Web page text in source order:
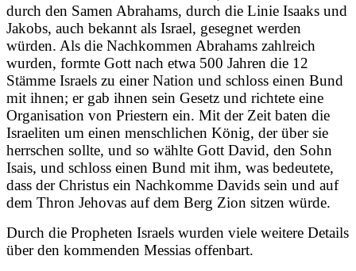
durch den Samen Abrahams, durch die Linie Isaaks und
Jakobs, auch bekannt als Israel, gesegnet werden
würden. Als die Nachkommen Abrahams zahlreich
wurden, formte Gott nach etwa 500 Jahren die 12
Stämme Israels zu einer Nation und schloss einen Bund
mit ihnen; er gab ihnen sein Gesetz und richtete eine
Organisation von Priestern ein. Mit der Zeit baten die
Israeliten um einen menschlichen König, der über sie
herrschen sollte, und so wählte Gott David, den Sohn
Isais, und schloss einen Bund mit ihm, was bedeutete,
dass der Christus ein Nachkomme Davids sein und auf
dem Thron Jehovas auf dem Berg Zion sitzen würde.
Durch die Propheten Israels wurden viele weitere Details
über den kommenden Messias offenbart.